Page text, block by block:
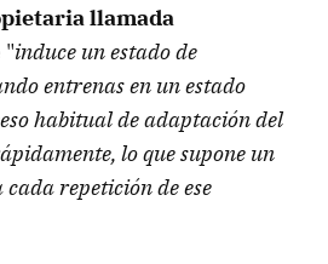
llamada
"induce un estado de
entrenas en un estado
habitual de adaptación del
lo que supone un
repetición de ese